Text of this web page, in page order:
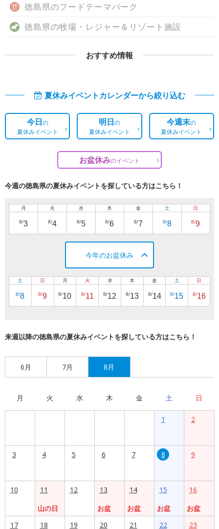
徳島県のフードテーマパーク
徳島県の牧場・レジャー＆リゾート施設
おすすめ情報
夏休みイベントカレンダーから絞り込む
今日の
夏休みイベント
明日の
夏休みイベント
今週末の
夏休みイベント
お盆休みのイベント
今週の徳島県の夏休みイベントを探している方はこちら！
月
8/3
火
8/4
水
8/5
木
8/6
金
8/7
土
8/8
日
8/9
今年のお盆休み
土
8/8
日
8/9
月
8/10
火
8/11
水
8/12
木
8/13
金
8/14
土
8/15
日
8/16
来週以降の徳島県の夏休みイベントを探している方はこちら！
6月 7月 8月
月 火 水 木 金 土 日
1 2
3 4 5 6 7 8 9
10
11
山の日
12
13
お盆
14
お盆
15
お盆
16
お盆
17
18 19 20 21 22 23